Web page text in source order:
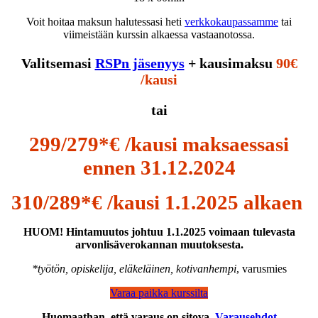
Voit hoitaa maksun halutessasi heti verkkokaupassamme tai
viimeistään kurssin alkaessa vastaanotossa.
Valitsemasi RSPn jäsenyys + kausimaksu 90€
/kausi
tai
299/279*€ /kausi maksaessasi
ennen 31.12.2024
310/289*€ /kausi 1.1.2025 alkaen
HUOM! Hintamuutos johtuu 1.1.2025 voimaan tulevasta
arvonlisäverokannan muutoksesta.
*työtön, opiskelija, eläkeläinen, kotivanhempi, varusmies
Varaa paikka kurssilta